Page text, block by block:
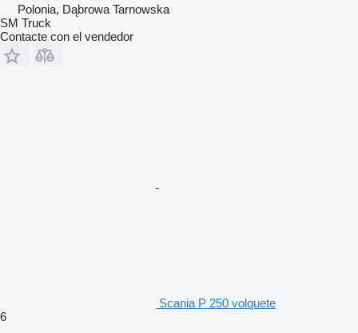
Polonia, Dąbrowa Tarnowska
SM Truck
Contacte con el vendedor
Scania P 250 volquete
6